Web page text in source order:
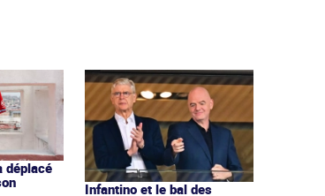
déplacé
Infantino et le bal des